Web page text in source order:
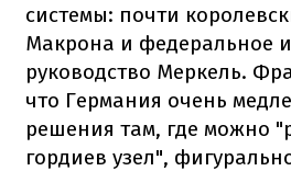
системы: почти
Макрона и федеральное
руководство Меркель.
что Германия очень
решения там, где можно
гордиев узел",